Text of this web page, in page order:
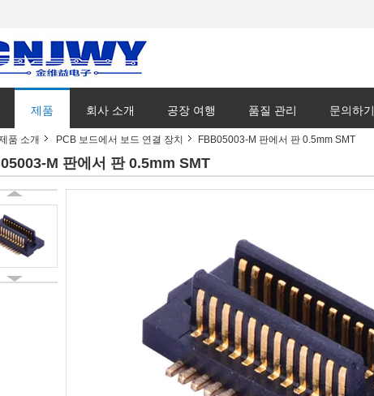
제품 회사 소개 공장 여행 품질 관리 문의하기
품 소개 PCB 보드에서 보드 연결 장치 FBB05003-M 판에서 판 0.5mm SMT
M 판에서 판 0.5mm SMT